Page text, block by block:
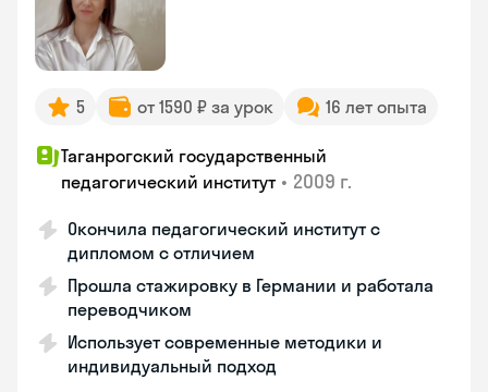
5 от 1590 ₽ за урок 16 лет опыта
Таганрогский государственный
педагогический институт • 2009 г.
Окончила педагогический институт с
дипломом с отличием
Прошла стажировку в Германии и работала
переводчиком
Использует современные методики и
индивидуальный подход